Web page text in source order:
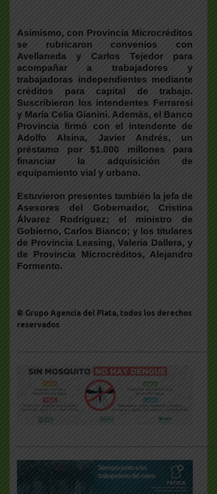
Asimismo, con Provincia Microcréditos
se rubricaron convenios con
Avellaneda y Carlos Tejedor para
acompañar a trabajadores y
trabajadoras independientes mediante
créditos para capital de trabajo.
Suscribieron los intendentes Ferraresi
y María Celia Gianini. Además, el Banco
Provincia firmó con el intendente de
Adolfo Alsina, Javier Andrés, un
préstamo por $1.000 millones para
financiar la adquisición de
equipamiento vial y urbano.
Estuvieron presentes también la jefa de
Asesores del Gobernador, Cristina
Álvarez Rodríguez; el ministro de
Gobierno, Carlos Bianco; y los titulares
de Provincia Leasing, Valeria Dallera, y
de Provincia Microcréditos, Alejandro
Formento.
© Grupo Agencia del Plata, todos los derechos
reservados